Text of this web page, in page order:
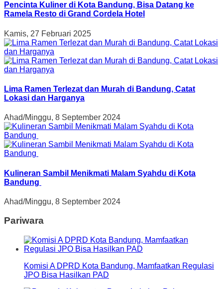
Pencinta Kuliner di Kota Bandung, Bisa Datang ke
Ramela Resto di Grand Cordela Hotel
Kamis, 27 Februari 2025
Lima Ramen Terlezat dan Murah di Bandung, Catat
Lokasi dan Harganya
Ahad/Minggu, 8 September 2024
Kulineran Sambil Menikmati Malam Syahdu di Kota
Bandung
Ahad/Minggu, 8 September 2024
Pariwara
Komisi A DPRD Kota Bandung, Mamfaatkan Regulasi
JPO Bisa Hasilkan PAD